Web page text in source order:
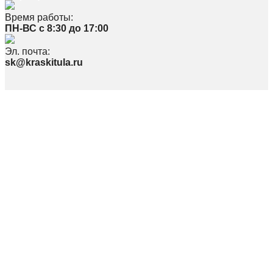
Время работы:
ПН-ВС с 8:30 до 17:00
Эл. почта:
sk@kraskitula.ru